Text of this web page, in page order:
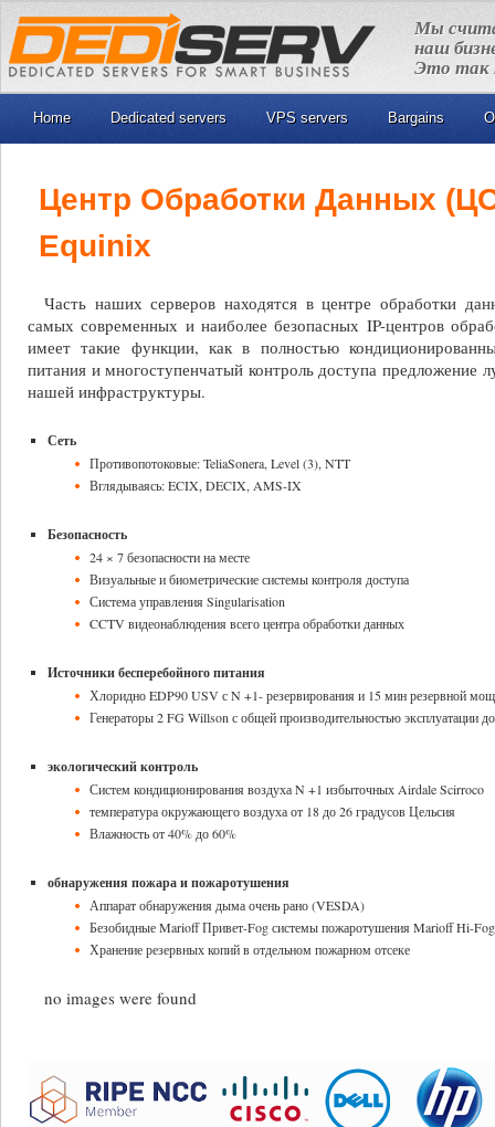
Мы
наш
Это так
Home Dedicated servers VPS servers Bargains
Центр Обработки Данных
Equinix
Часть наших серверов находятся в центре обработки
самых совpеменных и наиболее безопасных IP-центров
имеет такие функции, как в полностью
питания и многоступенчатый контроль доступа предложение
нашей инфраструктуры.
Сеть
Противопотоковые: TeliaSonera, Level (3), NTT
Вглядываясь: ECIX, DECIX, AMS-IX
Безопасность
24 × 7 безопасности на месте
Визуальные и биометрические системы контроля доступа
Система управления Singularisation
CCTV видеонаблюдения всего центра обработки данных
Источники бесперебойного питания
Хлоридно EDP90 USV с N +1- резервирования и 15 мин резервной
Генераторы 2 FG Willson с общей производительностью эксплуатации
экологический контроль
Систем кондиционирования воздуха N +1 избыточных Airdale Scirroco
температура окружающего воздуха от 18 до 26 градусов Цельсия
Влажность от 40% до 60%
обнаружения пожара и пожаротушения
Аппарат обнаружения дыма очень рано (VESDA)
Безобидные Marioff Привет-Fog системы пожаротушения Marioff Hi-Fog
Хранение резервных копий в отдельном пожарном отсеке
no images were found